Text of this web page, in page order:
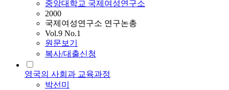
중앙대학교 국제여성연구소
2000
국제여성연구소 연구논총
Vol.9 No.1
원문보기
복사/대출신청
영국의 사회과 교육과정
박선미